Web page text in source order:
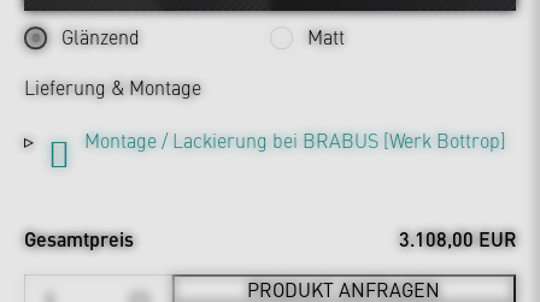
Glänzend
Matt
Lieferung & Montage
Montage / Lackierung bei BRABUS [Werk Bottrop]
Gesamtpreis 3.108,00 EUR
PRODUKT ANFRAGEN